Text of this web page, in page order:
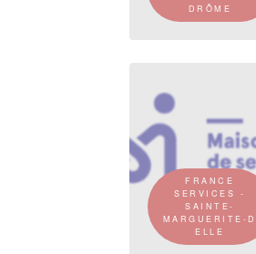
DRÔME
FRANCE
SERVICES -
SAINTE-
MARGUERITE-D
ELLE